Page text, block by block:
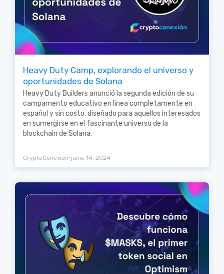
Heavy Duty Camp, explorando el universo y
oportunidades de Solana
Heavy Duty Builders anunció la segunda edición de su
campamento educativo en línea completamente en
español y sin costo, diseñado para aquellos interesados
en sumergirse en el fascinante universo de la
blockchain de Solana.
CryptoConexión•junio 14, 2024